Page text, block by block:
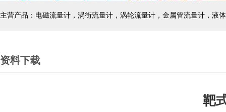
主营产品：电磁流量计，涡街流量计，涡轮流量计，金属管流量计，液
资料下载
靶